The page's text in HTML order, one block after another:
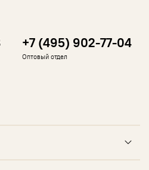
+7 (495) 902-77-04
Оптовый отдел